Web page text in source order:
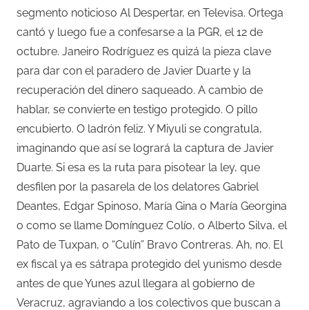
segmento noticioso Al Despertar, en Televisa. Ortega
cantó y luego fue a confesarse a la PGR, el 12 de
octubre. Janeiro Rodríguez es quizá la pieza clave
para dar con el paradero de Javier Duarte y la
recuperación del dinero saqueado. A cambio de
hablar, se convierte en testigo protegido. O pillo
encubierto. O ladrón feliz. Y Miyuli se congratula,
imaginando que así se logrará la captura de Javier
Duarte. Si esa es la ruta para pisotear la ley, que
desfilen por la pasarela de los delatores Gabriel
Deantes, Edgar Spinoso, María Gina o María Georgina
o como se llame Domínguez Colío, o Alberto Silva, el
Pato de Tuxpan, o “Culín” Bravo Contreras. Ah, no. El
ex fiscal ya es sátrapa protegido del yunismo desde
antes de que Yunes azul llegara al gobierno de
Veracruz, agraviando a los colectivos que buscan a